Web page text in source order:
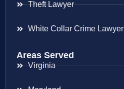
Theft Lawyer
White Collar Crime Lawyer
Areas Served
Virginia